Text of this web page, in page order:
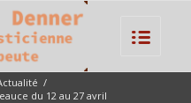
/
du 12 au 27 avril